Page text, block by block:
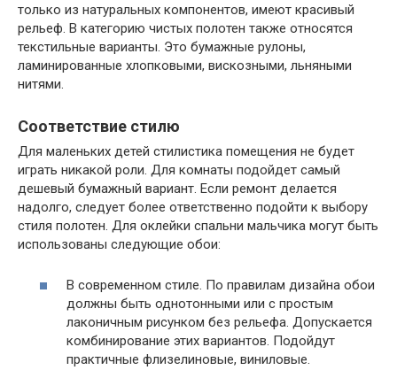
только из натуральных компонентов, имеют красивый
рельеф. В категорию чистых полотен также относятся
текстильные варианты. Это бумажные рулоны,
ламинированные хлопковыми, вискозными, льняными
нитями.
Соответствие стилю
Для маленьких детей стилистика помещения не будет
играть никакой роли. Для комнаты подойдет самый
дешевый бумажный вариант. Если ремонт делается
надолго, следует более ответственно подойти к выбору
стиля полотен. Для оклейки спальни мальчика могут быть
использованы следующие обои:
В современном стиле. По правилам дизайна обои
должны быть однотонными или с простым
лаконичным рисунком без рельефа. Допускается
комбинирование этих вариантов. Подойдут
практичные флизелиновые, виниловые.